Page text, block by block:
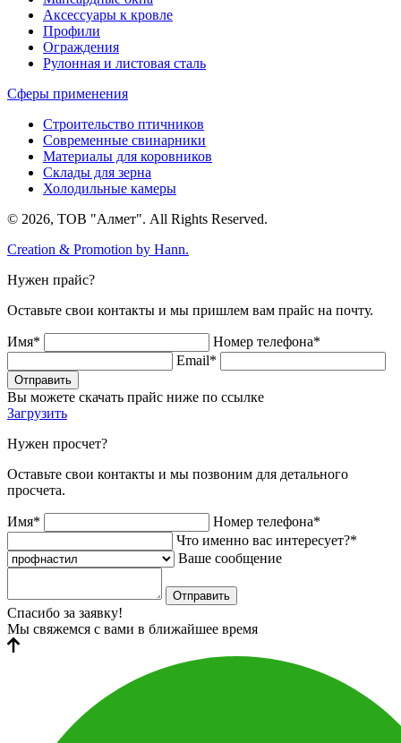
Аксессуары к кровле
Профили
Ограждения
Рулонная и листовая сталь
Сферы применения
Строительство птичников
Современные свинарники
Материалы для коровников
Склады для зерна
Холодильные камеры
© 2026, ТОВ "Алмет". All Rights Reserved.
Creation & Promotion by Hann.
Нужен прайс?
Оставьте свои контакты и мы пришлем вам прайс на почту.
Имя*
Номер телефона*
Email*
Отправить
Вы можете скачать прайс ниже по ссылке
Загрузить
Нужен просчет?
Оставьте свои контакты и мы позвоним для детального
просчета.
Имя*
Номер телефона*
Что именно вас интересует?*
Ваше сообщение
Отправить
Спасибо за заявку!
Мы свяжемся с вами в ближайшее время